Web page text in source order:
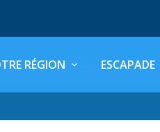
RÉGION ESCAPADE